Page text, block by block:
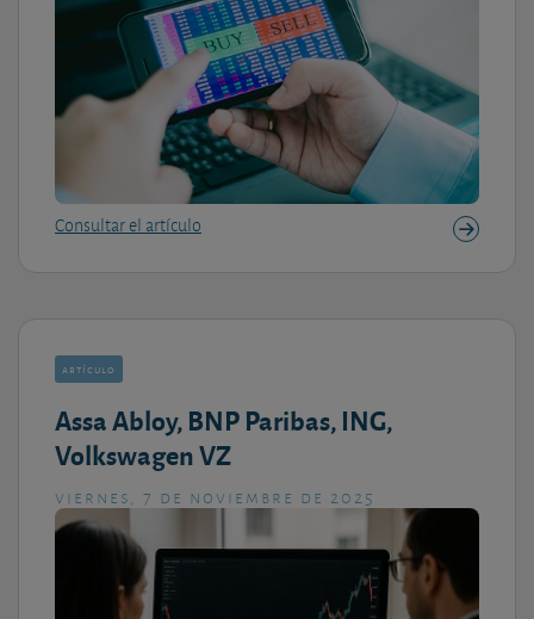
Consultar el artículo
artículo
Assa Abloy, BNP Paribas, ING,
Volkswagen VZ
viernes, 7 de noviembre de 2025